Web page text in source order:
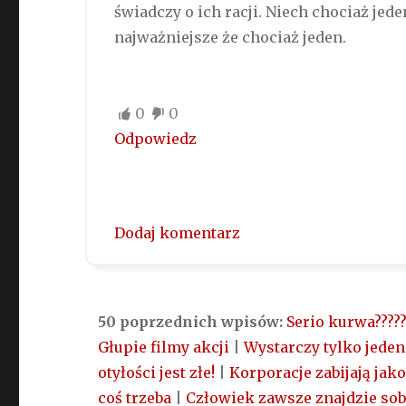
świadczy o ich racji. Niech chociaż
najważniejsze że chociaż jeden.
0
0
Odpowiedz
Dodaj komentarz
50 poprzednich wpisów: Serio
Głupie filmy akcji
|Wystarczy tylko
otyłości jest złe! |Korporacje zabijają
coś trzeba
Człowiek zawsze znajdzie